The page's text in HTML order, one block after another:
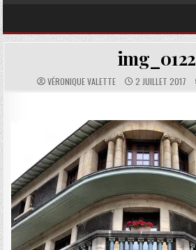
img_0122
AUTHOR:
VÉRONIQUE VALETTE PUBLISHED DATE:
2 JUILLET 2017